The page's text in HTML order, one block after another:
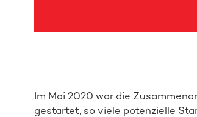
Im Mai 2020 war die
gestartet, so viele potenzielle